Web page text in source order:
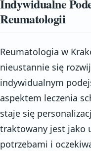
Indywidualne
Reumatologii
Reumatologia w
nieustannie się
indywidualnym
aspektem leczenia
staje się
traktowany jest jako
potrzebami i